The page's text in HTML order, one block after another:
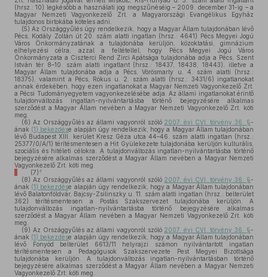
(hrsz.: 10) legkésőbb a használati jog megszűnéséig – 2009. december 31-ig – a
Magyar Nemzeti Vagyonkezelő Zrt. a Magyarországi Evangélikus Egyház
tulajdonos birtokába köteles adni.
(5) Az Országgyűlés úgy rendelkezik, hogy a Magyar Állam tulajdonában lévő
Pécs, Kodály Zoltán út 20. szám alatti ingatlan (hrsz.: 4641) Pécs Megyei Jogú
Város Önkormányzatának a tulajdonába kerüljön, közoktatási, gimnázium
elhelyezési célra, azzal a feltétellel, hogy Pécs Megyei Jogú Város
Önkormányzata a Ciszterci Rend Zirci Apátsága tulajdonába adja a Pécs, Szent
István tér 8–10. szám alatti ingatlant (hrsz.: 18437, 18438, 18443), illetve a
Magyar Állam tulajdonába adja a Pécs, Vörösmarty u. 4. szám alatti (hrsz.:
18375), valamint a Pécs, Rókus u. 2. szám alatti (hrsz.: 3431/6) ingatlanokat
annak érdekében, hogy ezen ingatlanokat a Magyar Nemzeti Vagyonkezelő Zrt.
a Pécsi Tudományegyetem vagyonkezelésébe adja. Az állami ingatlanokat érintő
tulajdonváltozás ingatlan-nyilvántartásba történő bejegyzésére alkalmas
szerződést a Magyar Állam nevében a Magyar Nemzeti Vagyonkezelő Zrt. köti
meg.
(6) Az Országgyűlés az állami vagyonról szóló 2007. évi CVI. törvény 36. §-
ának (1) bekezdése alapján úgy rendelkezik, hogy a Magyar Állam tulajdonában
lévő Budapest XIII. kerület Kresz Géza utca 44–46. szám alatti ingatlan (hrsz.:
25377/0/A/1) térítésmentesen a Hit Gyülekezete tulajdonába kerüljön kulturális,
szociális és hitéleti célokra. A tulajdonváltozás ingatlan-nyilvántartásba történő
bejegyzésére alkalmas szerződést a Magyar Állam nevében a Magyar Nemzeti
Vagyonkezelő Zrt. köti meg.
(7)4
(8) Az Országgyűlés az állami vagyonról szóló 2007. évi CVI. törvény 36. §-
ának (1) bekezdése alapján úgy rendelkezik, hogy a Magyar Állam tulajdonában
lévő Balatonföldvár, Bajcsy-Zsilinszky u. 11. szám alatti ingatlan (hrsz.: belterület
362) térítésmentesen a Postás Szakszervezet tulajdonába kerüljön. A
tulajdonváltozás ingatlan-nyilvántartásba történő bejegyzésére alkalmas
szerződést a Magyar Állam nevében a Magyar Nemzeti Vagyonkezelő Zrt. köti
meg.
(9) Az Országgyűlés az állami vagyonról szóló 2007. évi CVI. törvény 36. §-
ának (1) bekezdése alapján úgy rendelkezik, hogy a Magyar Állam tulajdonában
lévő Fonyód belterület 6613/11 helyrajzi számon nyilvántartott ingatlan
térítésmentesen a Pedagógusok Szakszervezete Pest Megyei Bizottsága
tulajdonába kerüljön. A tulajdonváltozás ingatlan-nyilvántartásban történő
bejegyzésére alkalmas szerződést a Magyar Állam nevében a Magyar Nemzeti
Vagyonkezelő Zrt. köti meg.